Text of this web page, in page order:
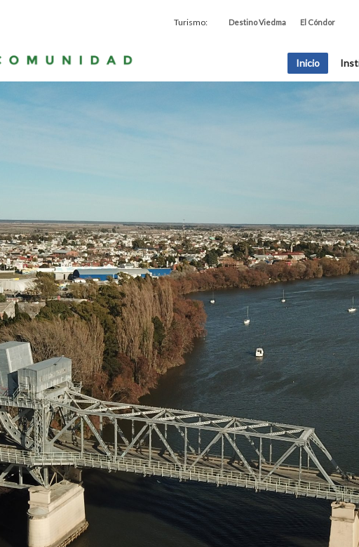
Turismo: Destino Viedma El Cóndor
Inicio